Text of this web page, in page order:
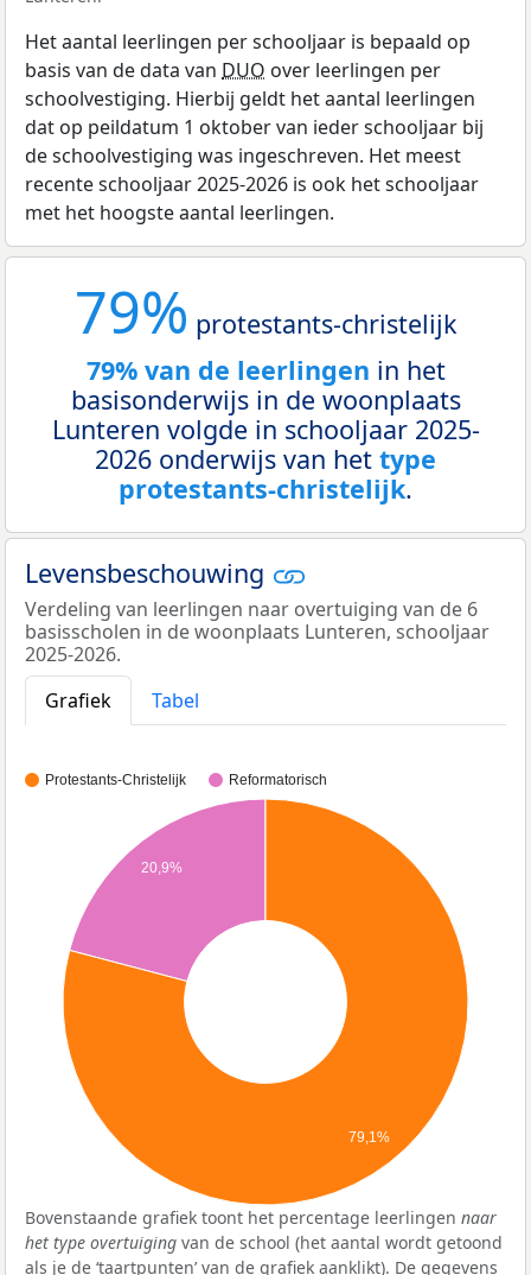
Het aantal leerlingen per schooljaar is bepaald op
basis van de data van DUO over leerlingen per
schoolvestiging. Hierbij geldt het aantal leerlingen
dat op peildatum 1 oktober van ieder schooljaar bij
de schoolvestiging was ingeschreven. Het meest
recente schooljaar 2025-2026 is ook het schooljaar
met het hoogste aantal leerlingen.
79% protestants-christelijk
79% van de leerlingen in het
basisonderwijs in de woonplaats
Lunteren volgde in schooljaar 2025-
2026 onderwijs van het type
protestants-christelijk.
Levensbeschouwing
Verdeling van leerlingen naar overtuiging van de 6
basisscholen in de woonplaats Lunteren, schooljaar
2025-2026.
Grafiek
Tabel
Protestants-Christelijk Reformatorisch
20,9%
79,1%
Bovenstaande grafiek toont het percentage leerlingen naar
het type overtuiging van de school (het aantal wordt getoond
als je de ‘taartpunten’ van de grafiek aanklikt). De gegevens